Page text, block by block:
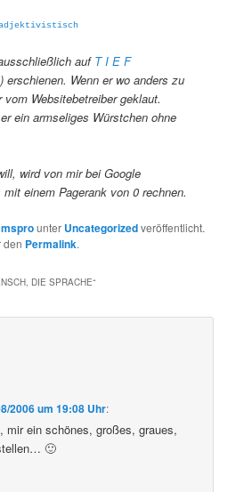
auf T I E F
Wenn er wo anders zu
Websitebetreiber geklaut.
ein armseliges Würstchen ohne
wird von mir bei Google
einem Pagerank von 0 rechnen.
msprounter Uncategorizedveröffentlicht.
den Permalink.
DIE SPRACHE“
2006 um 19:08 Uhr:
mir ein schönes, großes, graues,
🙂